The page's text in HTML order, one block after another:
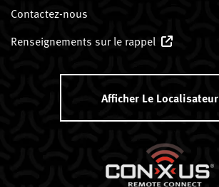
Contactez-nous
Renseignements sur le rappel
Afficher Le Localisateur